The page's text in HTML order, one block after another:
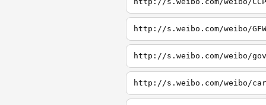
http://s.weibo.com/weibo/GFW
http://s.weibo.com/weibo/gov
http://s.weibo.com/weibo/car